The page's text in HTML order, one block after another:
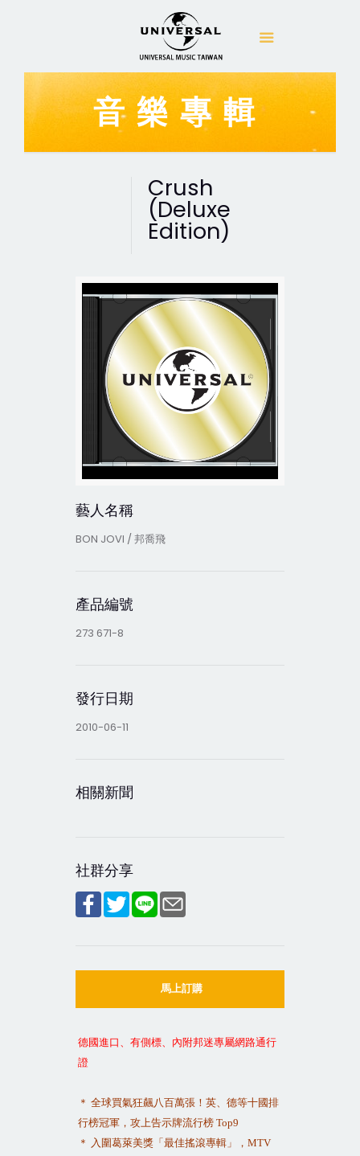
音樂專輯
Crush
(Deluxe
Edition)
藝人名稱
BON JOVI / 邦喬飛
產品編號
273 671-8
發行日期
2010-06-11
相關新聞
社群分享
馬上訂購
德國進口、有側標、內附邦迷專屬網路通行
證
＊ 全球買氣狂飆八百萬張！英、德等十國排
行榜冠軍，攻上告示牌流行榜 Top9
＊ 入圍葛萊美獎「最佳搖滾專輯」， MTV